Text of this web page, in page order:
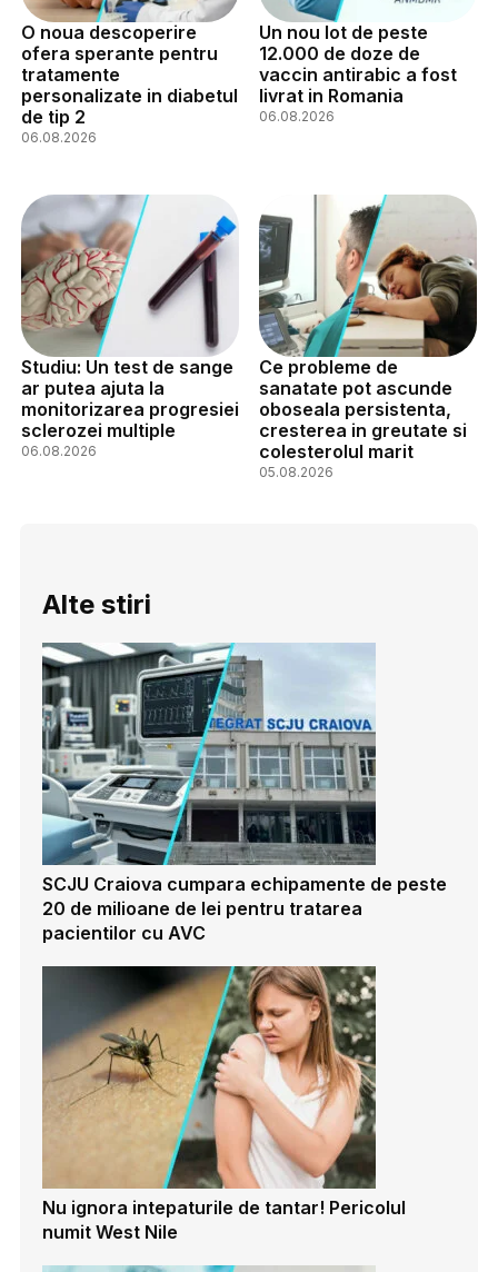
O noua descoperire
ofera sperante pentru
tratamente
personalizate in diabetul
de tip 2
06.08.2026
Un nou lot de peste
12.000 de doze de
vaccin antirabic a fost
livrat in Romania
06.08.2026
Studiu: Un test de sange
ar putea ajuta la
monitorizarea progresiei
sclerozei multiple
06.08.2026
Ce probleme de
sanatate pot ascunde
oboseala persistenta,
cresterea in greutate si
colesterolul marit
05.08.2026
Alte stiri
SCJU Craiova cumpara echipamente de peste
20 de milioane de lei pentru tratarea
pacientilor cu AVC
Nu ignora intepaturile de tantar! Pericolul
numit West Nile